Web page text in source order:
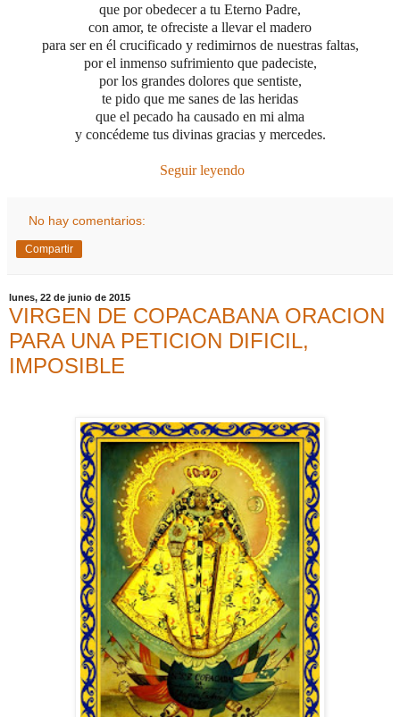
que por obedecer a tu Eterno Padre,
con amor, te ofreciste a llevar el madero
para ser en él crucificado y redimirnos de nuestras faltas,
por el inmenso sufrimiento que padeciste,
por los grandes dolores que sentiste,
te pido que me sanes de las heridas
que el pecado ha causado en mi alma
y concédeme tus divinas gracias y mercedes.
Seguir leyendo
No hay comentarios:
Compartir
lunes, 22 de junio de 2015
VIRGEN DE COPACABANA ORACION
PARA UNA PETICION DIFICIL,
IMPOSIBLE